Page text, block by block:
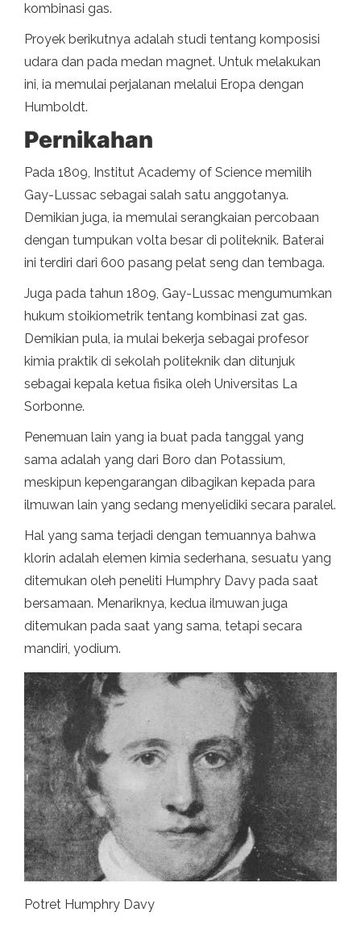
kombinasi gas.
Proyek berikutnya adalah studi tentang komposisi
udara dan pada medan magnet. Untuk melakukan
ini, ia memulai perjalanan melalui Eropa dengan
Humboldt.
Pernikahan
Pada 1809, Institut Academy of Science memilih
Gay-Lussac sebagai salah satu anggotanya.
Demikian juga, ia memulai serangkaian percobaan
dengan tumpukan volta besar di politeknik. Baterai
ini terdiri dari 600 pasang pelat seng dan tembaga.
Juga pada tahun 1809, Gay-Lussac mengumumkan
hukum stoikiometrik tentang kombinasi zat gas.
Demikian pula, ia mulai bekerja sebagai profesor
kimia praktik di sekolah politeknik dan ditunjuk
sebagai kepala ketua fisika oleh Universitas La
Sorbonne.
Penemuan lain yang ia buat pada tanggal yang
sama adalah yang dari Boro dan Potassium,
meskipun kepengarangan dibagikan kepada para
ilmuwan lain yang sedang menyelidiki secara paralel.
Hal yang sama terjadi dengan temuannya bahwa
klorin adalah elemen kimia sederhana, sesuatu yang
ditemukan oleh peneliti Humphry Davy pada saat
bersamaan. Menariknya, kedua ilmuwan juga
ditemukan pada saat yang sama, tetapi secara
mandiri, yodium.
Potret Humphry Davy